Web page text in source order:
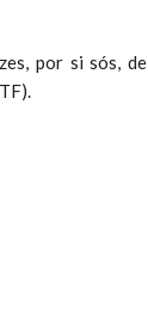
por si sós, de